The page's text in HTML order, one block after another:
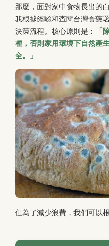
那麼，面對家中食物長出的
我根據經驗和查閱台灣食藥
決策流程。核心原則是：
「
種，否則家用環境下自然產
全。」
但為了減少浪費，我們可以